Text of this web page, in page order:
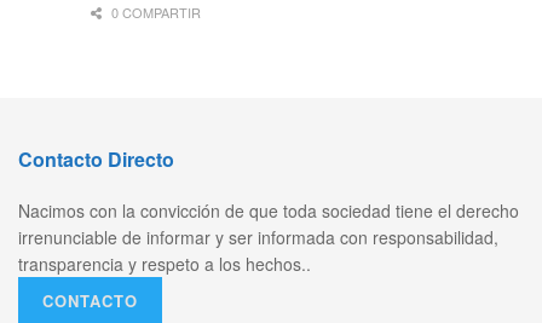
0 COMPARTIR
Contacto Directo
Nacimos con la convicción de que toda sociedad tiene el derecho
irrenunciable de informar y ser informada con responsabilidad,
transparencia y respeto a los hechos..
CONTACTO